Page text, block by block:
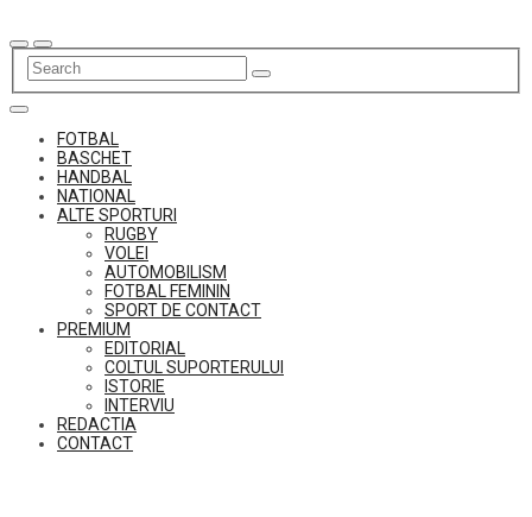
to
content
FOTBAL
BASCHET
HANDBAL
NATIONAL
ALTE SPORTURI
RUGBY
VOLEI
AUTOMOBILISM
FOTBAL FEMININ
SPORT DE CONTACT
PREMIUM
EDITORIAL
COLTUL SUPORTERULUI
ISTORIE
INTERVIU
REDACTIA
CONTACT